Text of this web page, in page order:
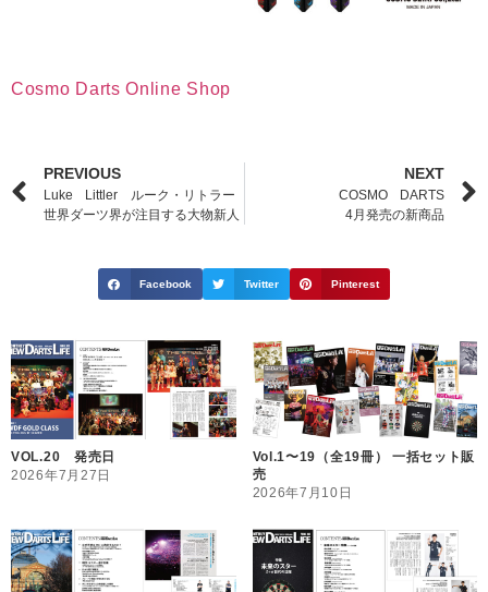
Cosmo Darts Online Shop
PREVIOUS
Luke Littler ルーク・リトラー
世界ダーツ界が注目する大物新人
NEXT
COSMO DARTS
4月発売の新商品
Facebook Twitter Pinterest
VOL.20 発売日
2026年7月27日
Vol.1〜19（全19冊） 一括セット販
売
2026年7月10日